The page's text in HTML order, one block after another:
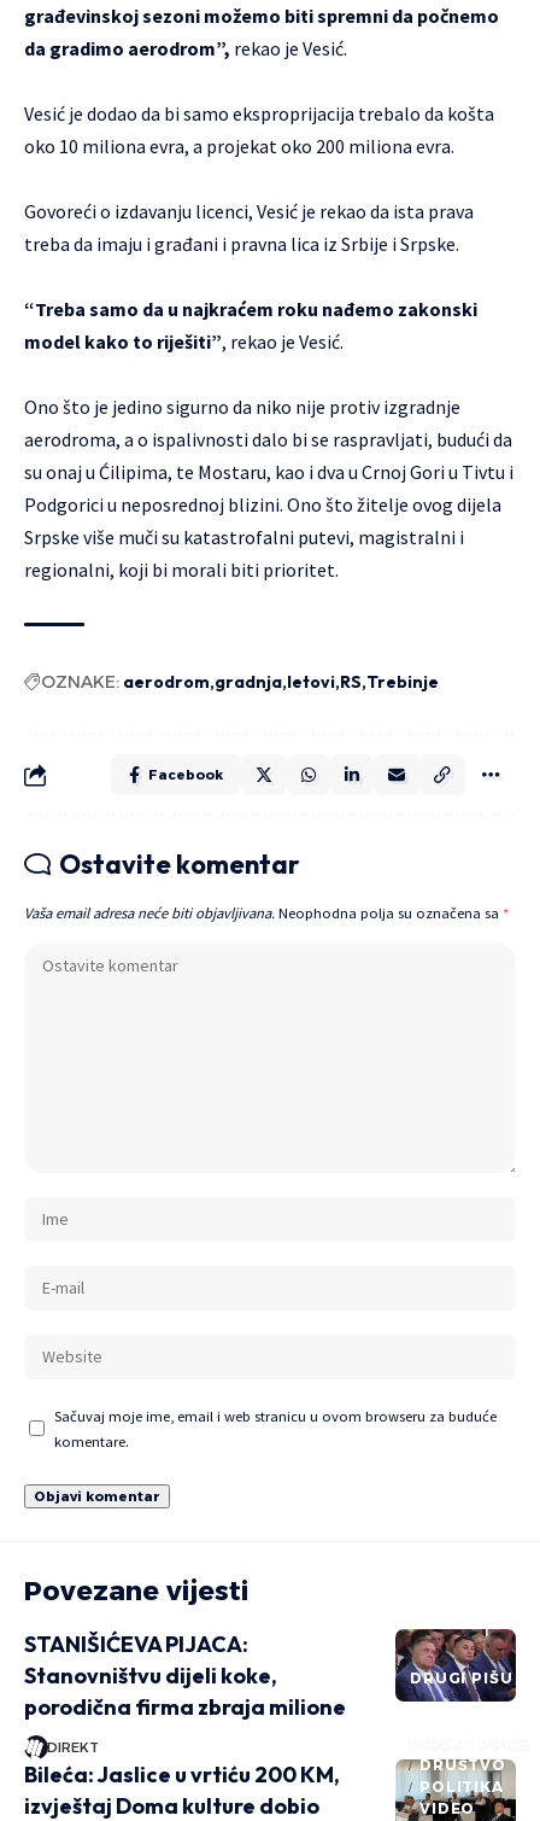
građevinskoj sezoni možemo biti spremni da počnemo
da gradimo aerodrom”, rekao je Vesić.
Vesić je dodao da bi samo eksproprijacija trebalo da košta
oko 10 miliona evra, a projekat oko 200 miliona evra.
Govoreći o izdavanju licenci, Vesić je rekao da ista prava
treba da imaju i građani i pravna lica iz Srbije i Srpske.
“Treba samo da u najkraćem roku nađemo zakonski
model kako to riješiti”, rekao je Vesić.
Ono što je jedino sigurno da niko nije protiv izgradnje
aerodroma, a o ispalivnosti dalo bi se raspravljati, budući da
su onaj u Ćilipima, te Mostaru, kao i dva u Crnoj Gori u Tivtu i
Podgorici u neposrednoj blizini. Ono što žitelje ovog dijela
Srpske više muči su katastrofalni putevi, magistralni i
regionalni, koji bi morali biti prioritet.
OZNAKE: aerodrom gradnja letovi RS Trebinje
Facebook
Ostavite komentar
Vaša email adresa neće biti objavljivana. Neophodna polja su označena sa *
Sačuvaj moje ime, email i web stranicu u ovom browseru za buduće
komentare.
Povezane vijesti
DRUGI PIŠU
STANIŠIĆEVA PIJACA:
Stanovništvu dijeli koke,
porodična firma zbraja milione
DIREKT
DRUŠTVO
POLITIKA
VIDEO
Bileća: Jaslice u vrtiću 200 KM,
izvještaj Doma kulture dobio